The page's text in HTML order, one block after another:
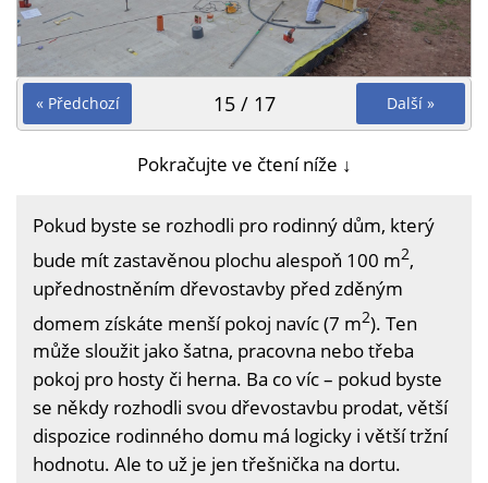
« Předchozí Další »
15 / 17
Pokračujte ve čtení níže ↓
Pokud byste se rozhodli pro rodinný dům, který
bude mít zastavěnou plochu alespoň 100 m2,
upřednostněním dřevostavby před zděným
domem získáte menší pokoj navíc (7 m2). Ten
může sloužit jako šatna, pracovna nebo třeba
pokoj pro hosty či herna. Ba co víc – pokud byste
se někdy rozhodli svou dřevostavbu prodat, větší
dispozice rodinného domu má logicky i větší tržní
hodnotu. Ale to už je jen třešnička na dortu.